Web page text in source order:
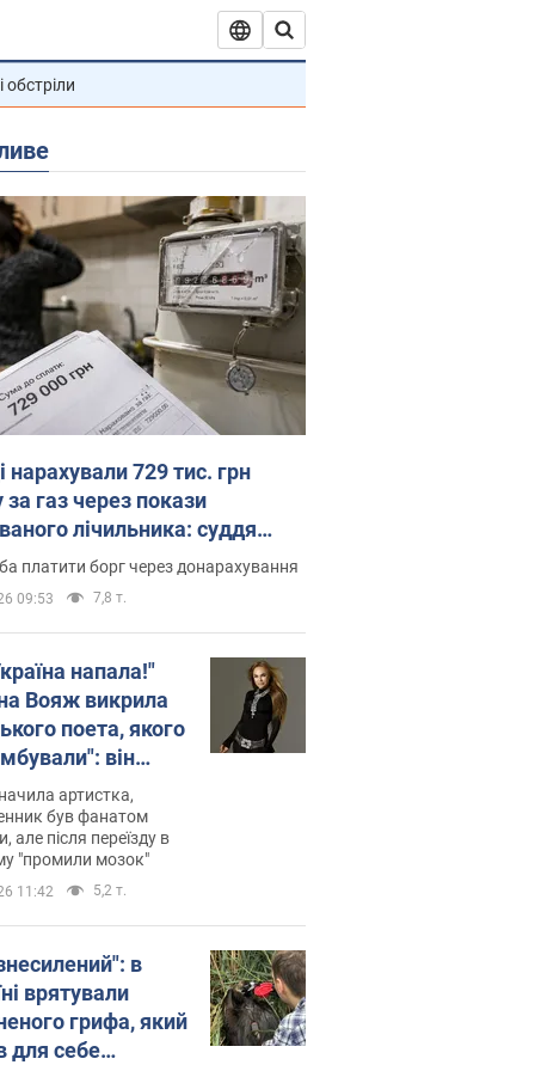
обстріли
нарахували 729 тис. грн
за газ через покази
лічильника: суддя
неочікуване рішення
платити борг через донарахування
09:53 7,8 т.
напала!"
Вояж викрила
поета, якого
він
російської не
тепер хоче
українців
артистка,
був фанатом
але після переїзду в
"промили мозок"
11:42 5,2 т.
в
врятували
грифа, який
для себе